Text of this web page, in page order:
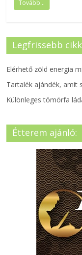
Tovább...
Legfrissebb
Elérhető zöld energia
Tartalék ajándék, amit
Különleges tömörfa
Étterem ajánló: